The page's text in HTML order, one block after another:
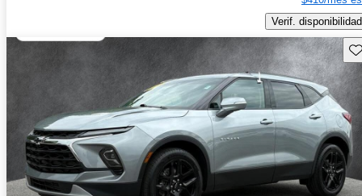
Verif. disponibilidad